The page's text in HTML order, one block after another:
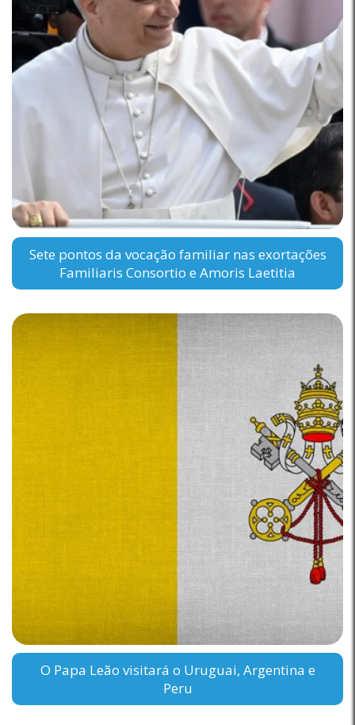
Sete pontos da vocação familiar nas exortações
Familiaris Consortio e Amoris Laetitia
O Papa Leão visitará o Uruguai, Argentina e
Peru